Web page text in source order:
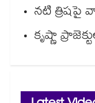
నటి త్రిషపై
కృష్ణా